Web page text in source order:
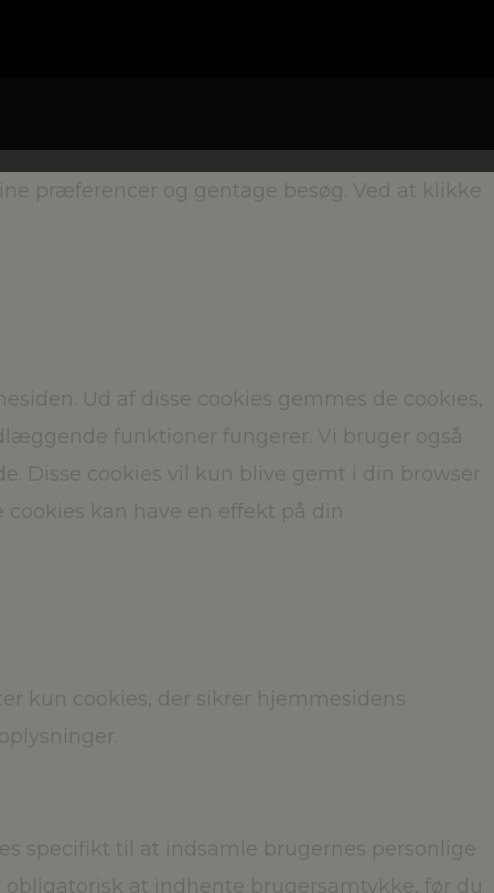
præferencer og gentage besøg. Ved at klikke
Ud af disse cookies gemmes de cookies,
funktioner fungerer. Vi bruger også
Disse cookies vil kun blive gemt i din browser
kan have en effekt på din
kun cookies, der sikrer hjemmesidens
specifikt til at indsamle brugernes personlige
at indhente brugersamtykke, før du